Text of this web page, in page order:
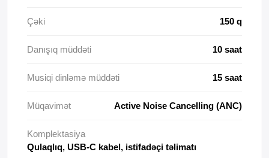
Çəki 150 q
Danışıq müddəti 10 saat
Musiqi dinləmə müddəti 15 saat
Müqavimət Active Noise Cancelling (ANC)
Komplektasiya
Qulaqlıq, USB-C kabel, istifadəçi təlimatı